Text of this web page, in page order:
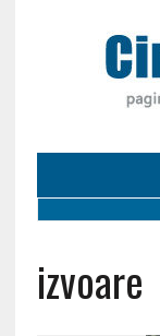
izvoare